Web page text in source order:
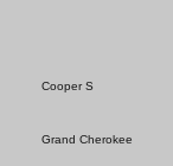
Cooper S
Grand Cherokee